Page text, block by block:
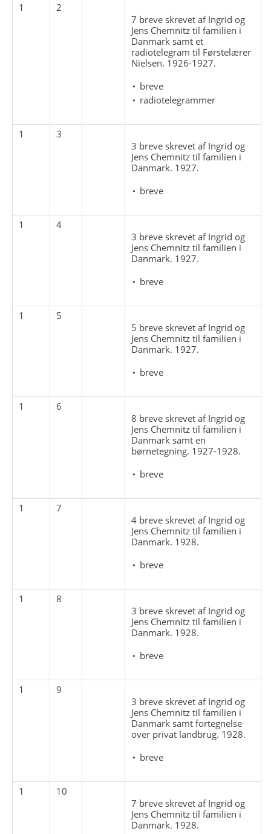
1
2
7 breve skrevet af Ingrid og
Jens Chemnitz til familien i
Danmark samt et
radiotelegram til Førstelærer
Nielsen. 1926-1927.
breve
radiotelegrammer
1
3
3 breve skrevet af Ingrid og
Jens Chemnitz til familien i
Danmark. 1927.
breve
1
4
3 breve skrevet af Ingrid og
Jens Chemnitz til familien i
Danmark. 1927.
breve
1
5
5 breve skrevet af Ingrid og
Jens Chemnitz til familien i
Danmark. 1927.
breve
1
6
8 breve skrevet af Ingrid og
Jens Chemnitz til familien i
Danmark samt en
børnetegning. 1927-1928.
breve
1
7
4 breve skrevet af Ingrid og
Jens Chemnitz til familien i
Danmark. 1928.
breve
1
8
3 breve skrevet af Ingrid og
Jens Chemnitz til familien i
Danmark. 1928.
breve
1
9
3 breve skrevet af Ingrid og
Jens Chemnitz til familien i
Danmark samt fortegnelse
over privat landbrug. 1928.
breve
1
10
7 breve skrevet af Ingrid og
Jens Chemnitz til familien i
Danmark. 1928.